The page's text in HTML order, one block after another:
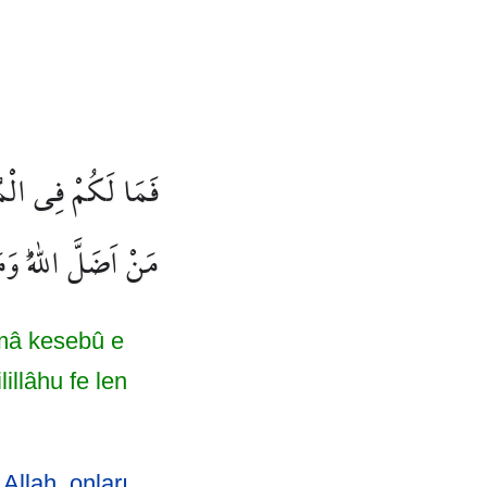
فَمَا لَكُمْ فِي
مَنْ اَضَلَّ اللّٰهُۜ
kesebû e
fe len